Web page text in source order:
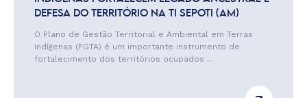
DEFESA DO TERRITÓRIO NA TI SEPOTI (AM)
O Plano de Gestão Territorial e Ambiental em Terras
Indígenas (PGTA) é um importante instrumento de
fortalecimento dos territórios ocupados ...